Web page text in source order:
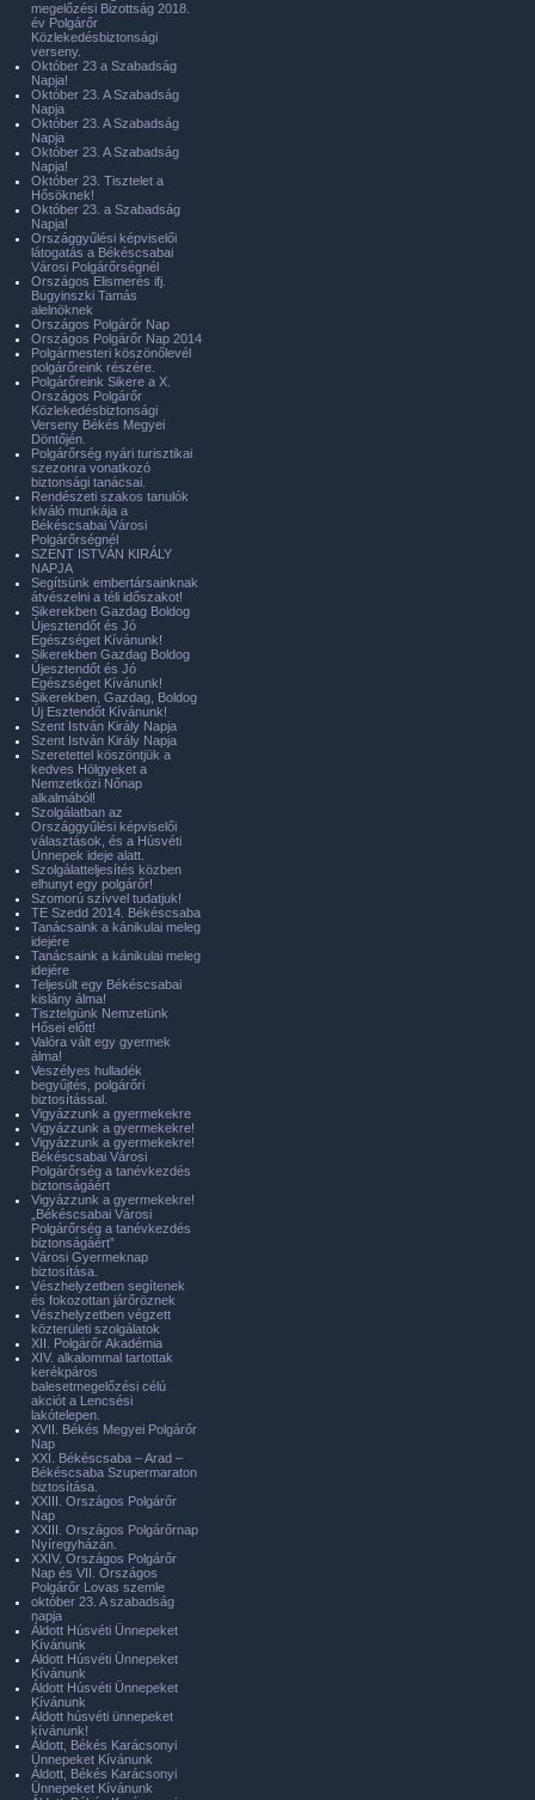
megelőzési Bizottság 2018.
év Polgárőr
Közlekedésbiztonsági
verseny.
Október 23 a Szabadság
Napja!
Október 23. A Szabadság
Napja
Október 23. A Szabadság
Napja
Október 23. A Szabadság
Napja!
Október 23. Tisztelet a
Hősöknek!
Október 23. a Szabadság
Napja!
Országgyűlési képviselői
látogatás a Békéscsabai
Városi Polgárőrségnél
Országos Elismerés ifj.
Bugyinszki Tamás
alelnöknek
Országos Polgárőr Nap
Országos Polgárőr Nap 2014
Polgármesteri köszönőlevél
polgárőreink részére.
Polgárőreink Sikere a X.
Országos Polgárőr
Közlekedésbiztonsági
Verseny Békés Megyei
Döntőjén.
Polgárőrség nyári turisztikai
szezonra vonatkozó
biztonsági tanácsai.
Rendészeti szakos tanulók
kiváló munkája a
Békéscsabai Városi
Polgárőrségnél
SZENT ISTVÁN KIRÁLY
NAPJA
Segítsünk embertársainknak
átvészelni a téli időszakot!
Sikerekben Gazdag Boldog
Újesztendőt és Jó
Egészséget Kívánunk!
Sikerekben Gazdag Boldog
Újesztendőt és Jó
Egészséget Kívánunk!
Sikerekben, Gazdag, Boldog
Új Esztendőt Kívánunk!
Szent István Király Napja
Szent István Király Napja
Szeretettel köszöntjük a
kedves Hölgyeket a
Nemzetközi Nőnap
alkalmából!
Szolgálatban az
Országgyűlési képviselői
választások, és a Húsvéti
Ünnepek ideje alatt.
Szolgálatteljesítés közben
elhunyt egy polgárőr!
Szomorú szívvel tudatjuk!
TE Szedd 2014. Békéscsaba
Tanácsaink a kánikulai meleg
idejére
Tanácsaink a kánikulai meleg
idejére
Teljesült egy Békéscsabai
kislány álma!
Tisztelgünk Nemzetünk
Hősei előtt!
Valóra vált egy gyermek
álma!
Veszélyes hulladék
begyűjtés, polgárőri
biztosítással.
Vigyázzunk a gyermekekre
Vigyázzunk a gyermekekre!
Vigyázzunk a gyermekekre!
Békéscsabai Városi
Polgárőrség a tanévkezdés
biztonságáért
Vigyázzunk a gyermekekre!
„Békéscsabai Városi
Polgárőrség a tanévkezdés
biztonságáért”
Városi Gyermeknap
biztosítása.
Vészhelyzetben segítenek
és fokozottan járőröznek
Vészhelyzetben végzett
közterületi szolgálatok
XII. Polgárőr Akadémia
XIV. alkalommal tartottak
kerékpáros
balesetmegelőzési célú
akciót a Lencsési
lakótelepen.
XVII. Békés Megyei Polgárőr
Nap
XXI. Békéscsaba – Arad –
Békéscsaba Szupermaraton
biztosítása.
XXIII. Országos Polgárőr
Nap
XXIII. Országos Polgárőrnap
Nyíregyházán.
XXIV. Országos Polgárőr
Nap és VII. Országos
Polgárőr Lovas szemle
október 23. A szabadság
napja
Áldott Húsvéti Ünnepeket
Kívánunk
Áldott Húsvéti Ünnepeket
Kívánunk
Áldott Húsvéti Ünnepeket
Kívánunk
Áldott húsvéti ünnepeket
kívánunk!
Áldott, Békés Karácsonyi
Ünnepeket Kívánunk
Áldott, Békés Karácsonyi
Ünnepeket Kívánunk